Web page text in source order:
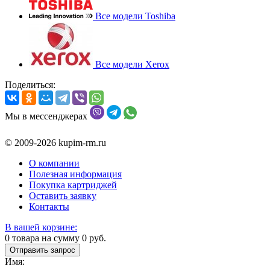
Все модели Toshiba
Все модели Xerox
Поделиться:
Мы в мессенджерах
© 2009-2026 kupim-rm.ru
О компании
Полезная информация
Покупка картриджей
Оставить заявку
Контакты
В вашей корзине:
0 товара на сумму 0 руб.
Отправить запрос
Имя: